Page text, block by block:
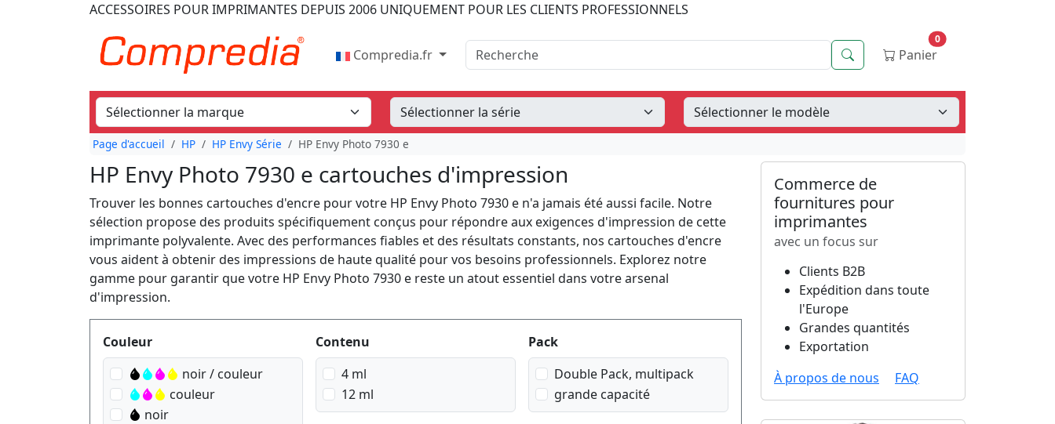
ACCESSOIRES POUR IMPRIMANTES DEPUIS 2006 UNIQUEMENT POUR LES CLIENTS PROFESSIONNELS
Compredia.fr Recherche RecherchePanier
0
Page d'accueil HP HP Envy Série HP Envy Photo 7930 e
HP Envy Photo 7930 e cartouches d'impression
Trouver les bonnes cartouches d'encre pour votre HP Envy Photo 7930 e n'a jamais été aussi facile. Notre
sélection propose des produits spécifiquement conçus pour répondre aux exigences d'impression de cette
imprimante polyvalente. Avec des performances fiables et des résultats constants, nos cartouches d'encre
vous aident à obtenir des impressions de haute qualité pour vos besoins professionnels. Explorez notre
gamme pour garantir que votre HP Envy Photo 7930 e reste un atout essentiel dans votre arsenal
d'impression.
Produktfilter
Couleur
noir / couleur
couleur
noir
Contenu
4 ml
12 ml
Pack
Double Pack, multipack
grande capacité
Commerce de
fournitures pour
imprimantes
avec un focus sur
Clients B2B
Expédition dans toute
l'Europe
Grandes quantités
Exportation
À propos de nous
FAQ